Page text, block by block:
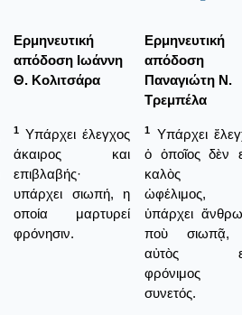
Ερμηνευτική
απόδοση Ιωάννη
Θ. Κολιτσάρα
Ερμηνευτική
απόδοση
Παναγιώτη Ν.
Τρεμπέλα
1 Υπάρχει έλεγχος
άκαιρος και
επιβλαβής·
υπάρχει σιωπή, η
οποία μαρτυρεί
φρόνησιν.
1
Υπάρχει
ὁ ὁποῖος δὲν
καλὸς
ὠφέλιμος,
ὑπάρχει
ποὺ σιωπᾷ,
αὐτὸς
φρόνιμος
συνετός.